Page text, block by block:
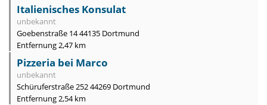
Italienisches Konsulat
unbekannt
Goebenstraße 14 44135 Dortmund
Entfernung 2,47 km
Pizzeria bei Marco
unbekannt
Schüruferstraße 252 44269 Dortmund
Entfernung 2,54 km